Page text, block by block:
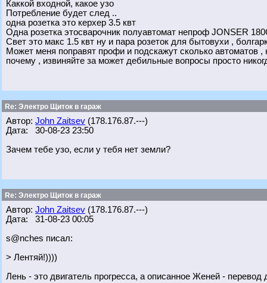
Каккой входной, какое узо
Потребление будет след ..
одна розетка это керхер 3.5 квт
Одна розетка этосварочник полуавтомат непроф JONSER
Свет это макс 1.5 квт ну и пара розеток для бытовухи ,
Может меня поправят профи и подскажут сколько автоматов
почему , извиняйте за может дебильные вопросы просто
Re: Электро Щиток в гараж
Автор: John Zaitsev (178.176.87.---)
Дата: 30-08-23 23:50
Зачем тебе узо, если у тебя нет земли?
Re: Электро Щиток в гараж
Автор: John Zaitsev (178.176.87.---)
Дата: 31-08-23 00:05
s@nches писал:
> Лентяй!))))
Лень - это двигатель прогресса, а описанное Женей -